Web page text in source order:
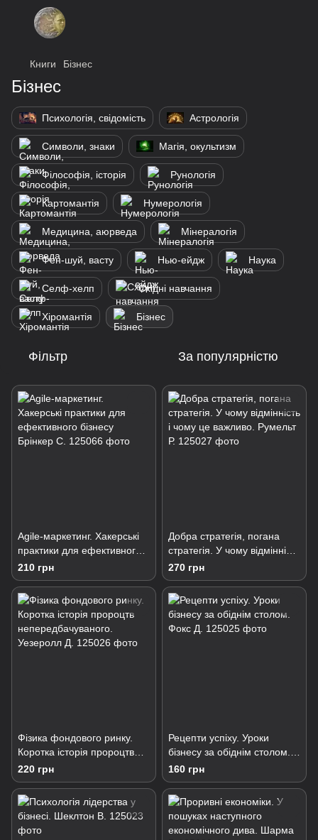
Книги Бізнес
Бізнес
Психологія, свідомість Астрологія
Символи, знаки Магія, окультизм
Філософія, історія Рунологія
Картомантія Нумерологія
Медицина, аюрведа Мінералогія
Фен-шуй, васту Нью-ейдж Наука
Селф-хелп Східні навчання
Хіромантія Бізнес
Фільтр За популярністю
Agile-маркетинг. Хакерські
практики для ефективного
бізнесу Брінкер С.
210 грн
Добра стратегія, погана
стратегія. У чому відмінність
і чому це важливо. Румельт
Р.
270 грн
Фізика фондового ринку.
Коротка історія пророцтв
непередбачуваного.
Уезеролл Д.
220 грн
Рецепти успіху. Уроки
бізнесу за обіднім столом.
Фокс Д.
160 грн